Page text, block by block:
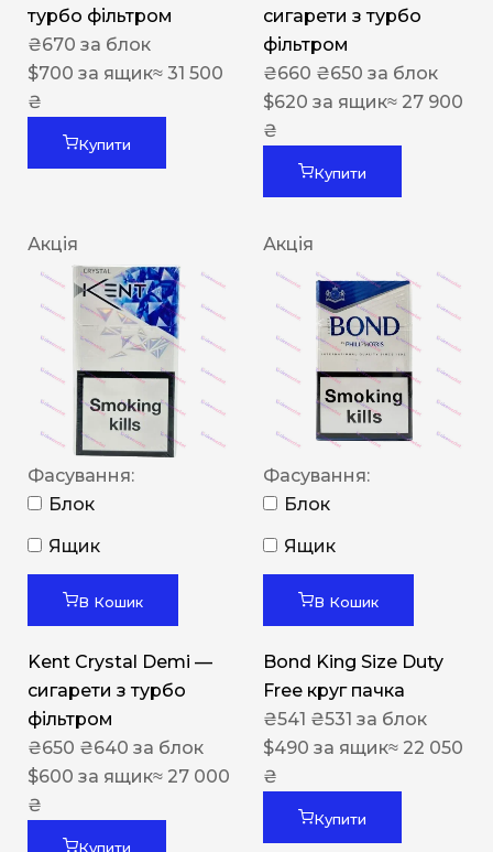
турбо фільтром
₴670 за блок
$700 за ящик≈ 31 500
₴
Купити
сигарети з турбо
фільтром
₴660 ₴650 за блок
$620 за ящик≈ 27 900
₴
Купити
Акція
Фасування:
Блок
Ящик
В Кошик
Kent Crystal Demi —
сигарети з турбо
фільтром
₴650 ₴640 за блок
$600 за ящик≈ 27 000
₴
Купити
Акція
Фасування:
Блок
Ящик
В Кошик
Bond King Size Duty
Free круг пачка
₴541 ₴531 за блок
$490 за ящик≈ 22 050
₴
Купити